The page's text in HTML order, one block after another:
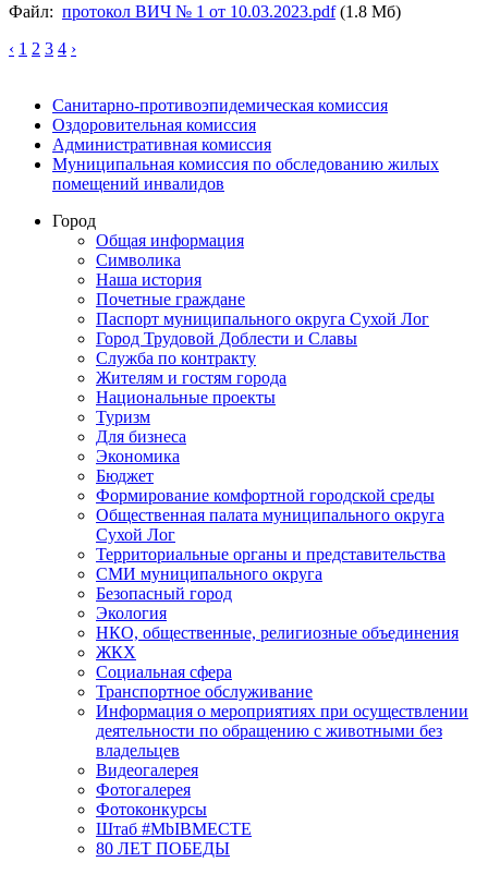
Файл: протокол ВИЧ № 1 от 10.03.2023.pdf(1.8 Мб)
‹ 1 2 3 4 ›
Санитарно-противоэпидемическая комиссия
Оздоровительная комиссия
Административная комиссия
Муниципальная комиссия по обследованию жилых
помещений инвалидов
Город
Общая информация
Символика
Наша история
Почетные граждане
Паспорт муниципального округа Сухой Лог
Город Трудовой Доблести и Славы
Служба по контракту
Жителям и гостям города
Национальные проекты
Туризм
Для бизнеса
Экономика
Бюджет
Формирование комфортной городской среды
Общественная палата муниципального округа
Сухой Лог
Территориальные органы и представительства
СМИ муниципального округа
Безопасный город
Экология
НКО, общественные, религиозные объединения
ЖКХ
Социальная сфера
Транспортное обслуживание
Информация о мероприятиях при осуществлении
деятельности по обращению с животными без
владельцев
Видеогалерея
Фотогалерея
Фотоконкурсы
Штаб #MbIBMECTE
80 ЛЕТ ПОБЕДЫ